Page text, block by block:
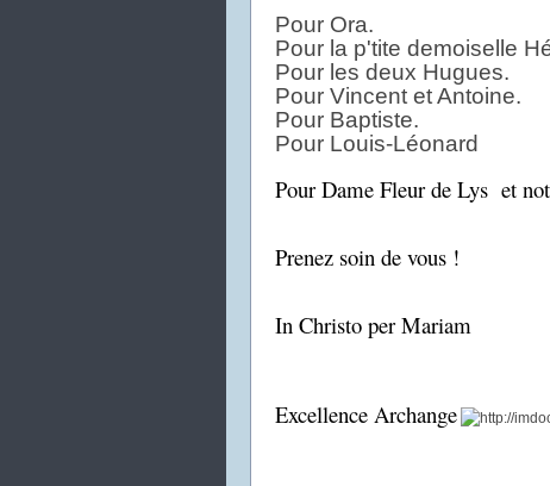
Pour Ora.
Pour la p'tite demoiselle
Pour les deux Hugues.
Pour Vincent et Antoine.
Pour Baptiste.
Pour Louis-Léonard
Pour Dame Fleur de Lys et
Prenez soin de vous !
In Christo per Mariam
Excellence Archange